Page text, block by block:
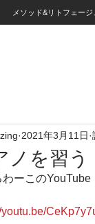
メソッド&リトフェージ
ノを習
zing 2021年3月11日
わーこのYouTube
youtu.be/